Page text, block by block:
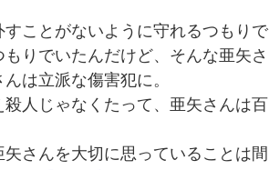
ことがないように守れるつもりで
りでいたんだけど、そんな亜矢さ
は立派な傷害犯に。
人じゃなくたって、亜矢さんは百
さんを大切に思っていることは間